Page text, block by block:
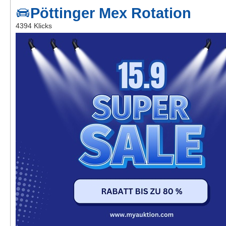
Kontakt
AGB, Nutzungsbedingungen
Impressum
Pöttinger Mex Rotation
4394 Klicks